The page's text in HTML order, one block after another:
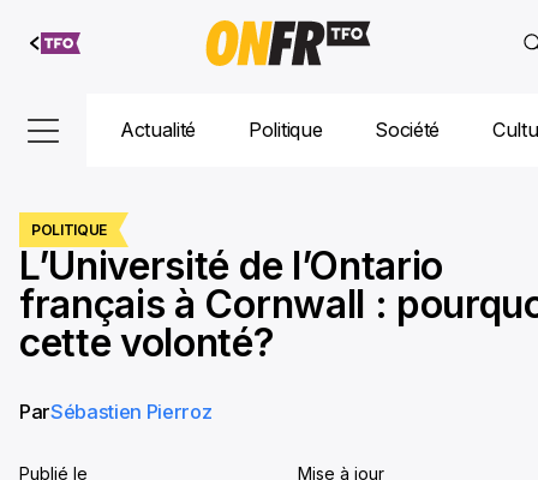
Aller au
contenu
Actualité Politique Société
POLITIQUE
L’Université de l’Ontario
français à Cornwall :
cette volonté?
ParSébastien Pierroz
Publié le
Mise à jour